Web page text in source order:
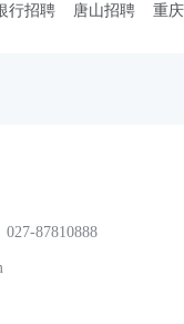
行招聘 唐山招聘 重
87810888